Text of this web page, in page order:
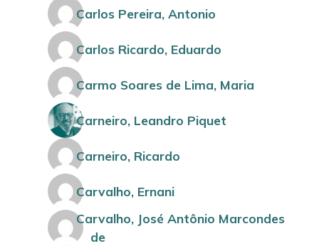
Carlos Pereira, Antonio
Carlos Ricardo, Eduardo
Carmo Soares de Lima, Maria
Carneiro, Leandro Piquet
Carneiro, Ricardo
Carvalho, Ernani
Carvalho, José Antônio Marcondes
de